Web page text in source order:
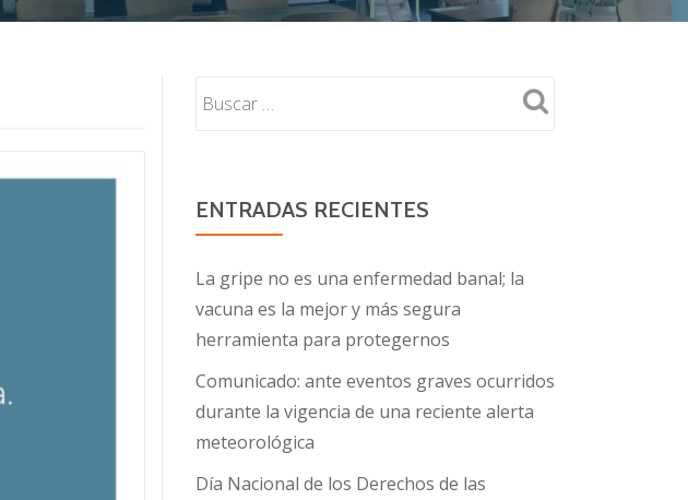
ENTRADAS RECIENTES
La gripe no es una enfermedad banal; la
vacuna es la mejor y más segura
herramienta para protegernos
Comunicado: ante eventos graves ocurridos
durante la vigencia de una reciente alerta
meteorológica
Día Nacional de los Derechos de las